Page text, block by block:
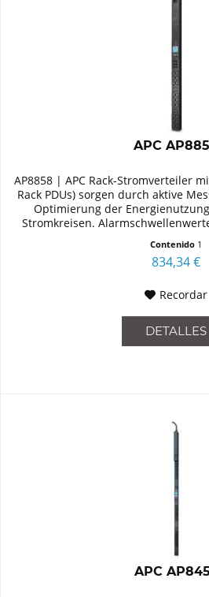
APC
AP8858 | APC Rack-Stromverteiler
Rack PDUs) sorgen durch aktive
Optimierung der
Stromkreisen.
Contenido 1
834,34 €
Recordar
DETALLES
APC